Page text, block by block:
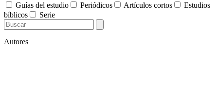
Guías del estudio
Periódicos Artículos cortos
Estudios
bíblicos
Serie
Autores